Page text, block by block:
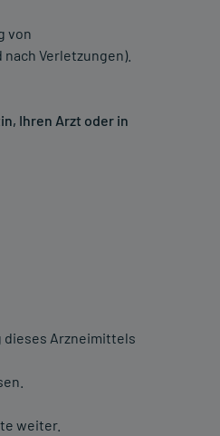
von
Verletzungen).
Ihren Arzt oder in
dieses Arzneimittels
weiter.